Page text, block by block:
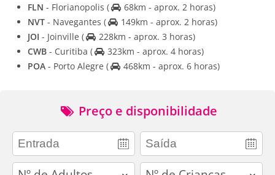
FLN - Florianopolis (
68km - aprox. 2 horas)
NVT - Navegantes (
149km - aprox. 2 horas)
JOI - Joinville (
228km - aprox. 3 horas)
CWB - Curitiba (
323km - aprox. 4 horas)
POA - Porto Alegre ( 468km - aprox. 6 horas)
Preço e disponibilidade
adults children